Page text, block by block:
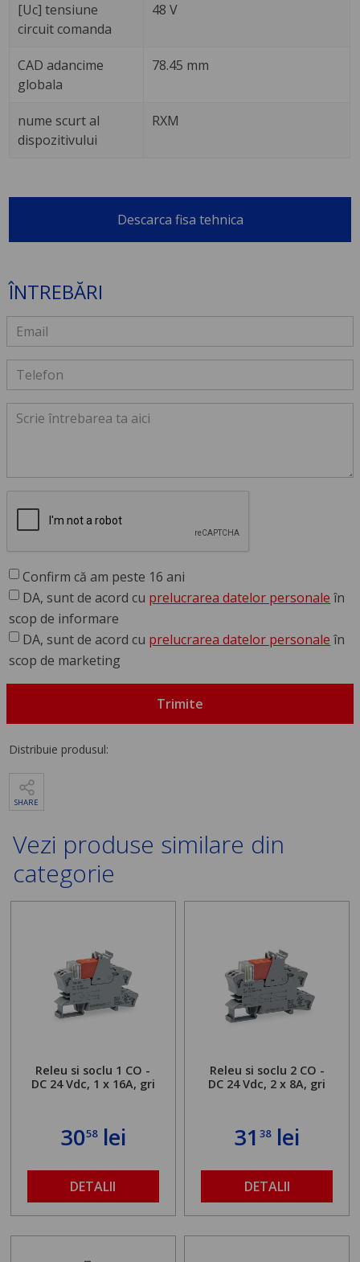
[Uc] tensiune
circuit comanda
48 V
CAD adancime
globala
78.45 mm
nume scurt al
dispozitivului
RXM
Descarca fisa tehnica
ÎNTREBĂRI
Confirm că am peste 16 ani
DA, sunt de acord cu prelucrarea datelor personale în
scop de informare
DA, sunt de acord cu prelucrarea datelor personale în
scop de marketing
Trimite
Distribuie produsul:
SHARE
Vezi produse similare din
categorie
Releu si soclu 1 CO -
DC 24 Vdc, 1 x 16A, gri
3058lei
DETALII
Releu si soclu 2 CO -
DC 24 Vdc, 2 x 8A, gri
3138lei
DETALII